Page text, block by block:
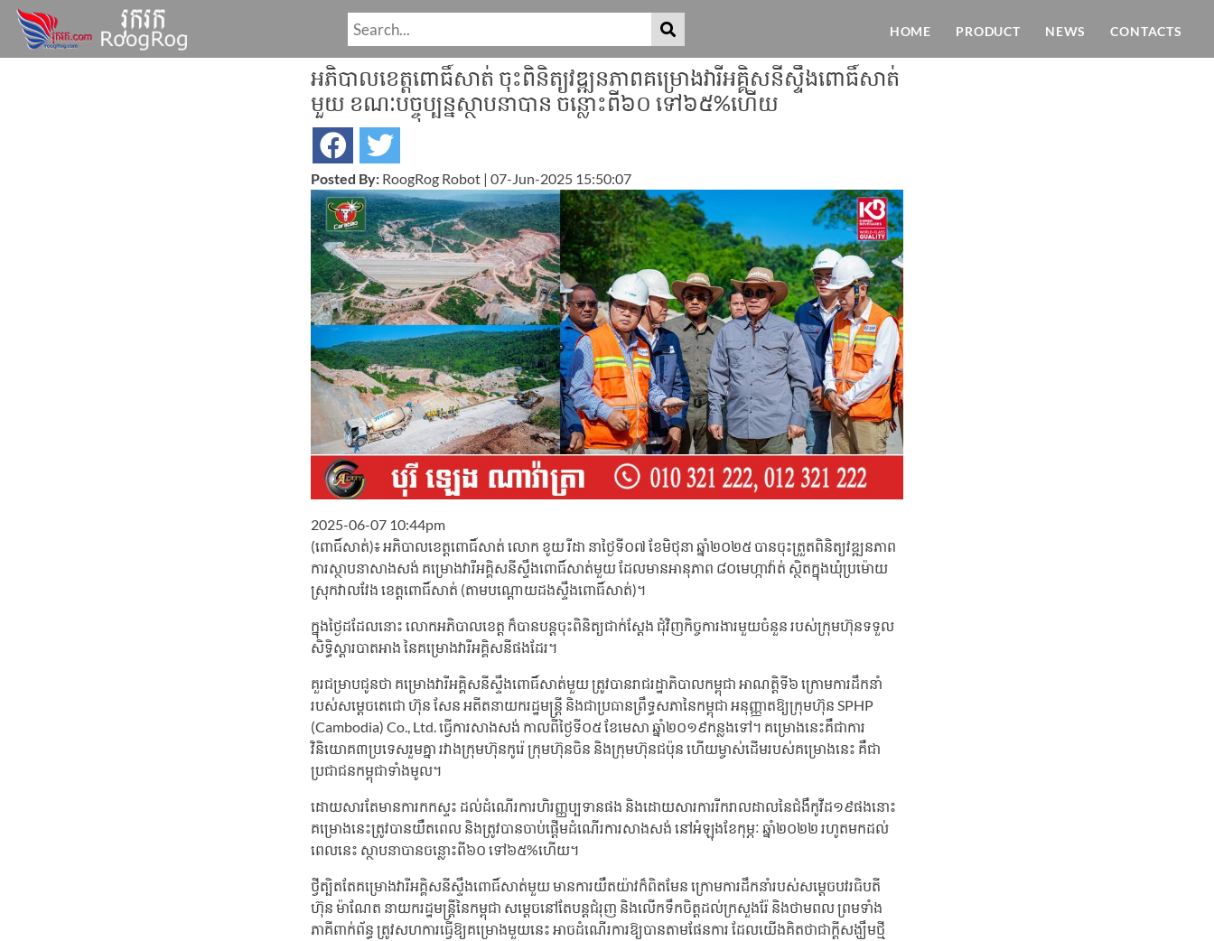
HOME PRODUCT NEWS CONTACTS
អភិបាលខេត្តពោធិ៍សាត់ ចុះពិនិត្យវឌ្ឍនភាពគម្រោងវារីអគ្គិសនីស្ទឹងពោធិ៍សាត់
មួយ ខណៈបច្ចុប្បន្នស្ថាបនាបាន ចន្លោះពី៦០ ទៅ៦៥%ហើយ
Posted By: RoogRog Robot | 07-Jun-2025 15:50:07
2025-06-07 10:44pm
(ពោធិ៍សាត់)៖ អភិបាលខេត្តពោធិ៍សាត់ លោក ខូយ រីដា នាថ្ងៃទី០៧ ខែមិថុនា ឆ្នាំ២០២៥ បានចុះត្រួតពិនិត្យវឌ្ឍនភាព
ការស្ថាបនាសាងសង់ គម្រោងវារីអគ្គិសនីស្ទឹងពោធិ៍សាត់មួយ ដែលមានអានុភាព ៨០មេហ្កាវ៉ាត់ ស្ថិតក្នុងឃុំប្រម៉ោយ
ស្រុកវាលវែង ខេត្តពោធិ៍សាត់ (តាមបណ្តោយដងស្ទឹងពោធិ៍សាត់)។
ក្នុងថ្ងៃដដែលនោះ លោកអភិបាលខេត្ត ក៏បានបន្តចុះពិនិត្យជាក់ស្តែង ជុំវិញកិច្ចការងារមួយចំនួន របស់ក្រុមហ៊ុនទទួល
សិទ្ធិស្តារបាតអាង នៃគម្រោងវារីអគ្គិសនីផងដែរ។
គួរជម្រាបជូនថា គម្រោងវារីអគ្គិសនីស្ទឹងពោធិ៍សាត់មួយ ត្រូវបានរាជរដ្ឋាភិបាលកម្ពុជា អាណត្តិទី៦ ក្រោមការដឹកនាំ
របស់សម្ដេចតេជោ ហ៊ុន សែន អតីតនាយករដ្ឋមន្ត្រី និងជាប្រធានព្រឹទ្ធសភានៃកម្ពុជា អនុញ្ញាតឱ្យក្រុមហ៊ុន SPHP
(Cambodia) Co., Ltd. ធ្វើការសាងសង់ កាលពីថ្ងៃទី០៥ ខែមេសា ឆ្នាំ២០១៩កន្លងទៅ។ គម្រោងនេះគឺជាការ
វិនិយោគ៣ប្រទេសរួមគ្នា រវាងក្រុមហ៊ុនកូរ៉េ ក្រុមហ៊ុនចិន និងក្រុមហ៊ុនជប៉ុន ហើយម្ចាស់ដើមរបស់គម្រោងនេះ គឺជា
ប្រជាជនកម្ពុជាទាំងមូល។
ដោយសារតែមានការកកស្ទះ ដល់ដំណើរការហិរញ្ញប្បទានផង និងដោយសារការរីករាលដាលនៃជំងឺកូវីដ១៩ផងនោះ
គម្រោងនេះត្រូវបានយឺតពេល និងត្រូវបានចាប់ផ្តើមដំណើរការសាងសង់ នៅអំឡុងខែកុម្ភៈ ឆ្នាំ២០២២ រហូតមកដល់
ពេលនេះ ស្ថាបនាបានចន្លោះពី៦០ ទៅ៦៥%ហើយ។
ថ្វីត្បិតតែគម្រោងវារីអគ្គិសនីស្ទឹងពោធិ៍សាត់មួយ មានការយឺតយ៉ាវក៏ពិតមែន ក្រោមការដឹកនាំរបស់សម្តេចបវរធិបតី
ហ៊ុន ម៉ាណែត នាយករដ្ឋមន្ត្រីនៃកម្ពុជា សម្តេចនៅតែបន្តជំរុញ និងលើកទឹកចិត្តដល់ក្រសួងរ៉ែ និងថាមពល ព្រមទាំង
ភាគីពាក់ព័ន្ធ ត្រូវសហការធ្វើឱ្យគម្រោងមួយនេះ អាចដំណើរការឱ្យបានតាមផែនការ ដែលយើងគិតថាជាក្តីសង្ឃឹមថ្មី